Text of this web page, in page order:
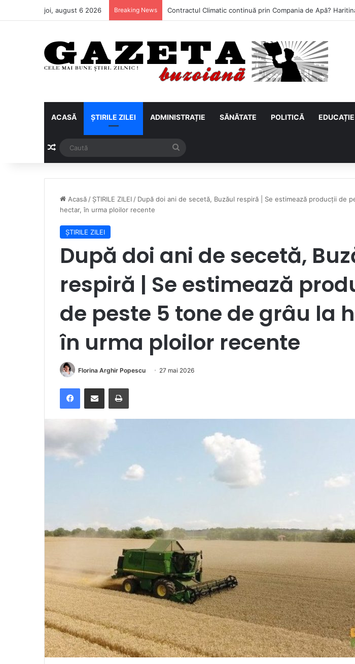
joi, august 6 2026 Breaking News
ACASĂ ȘTIRILE ZILEI ADMINISTRAȚIE SĂNĂTATE POLITICĂ EDUCAȚIE
Articol aleatoriu
Acasă / ȘTIRILE ZILEI / După doi ani de secetă, Buzăul respiră | Se estimează producții de
hectar, în urma ploilor recente
ȘTIRILE ZILEI
După doi ani de secetă,
respiră | Se estimează
de peste 5 tone de grâu la
în urma ploilor recente
Florina Arghir Popescu 27 mai 2026
FacebookDistribuie prin e-mail Imprimare